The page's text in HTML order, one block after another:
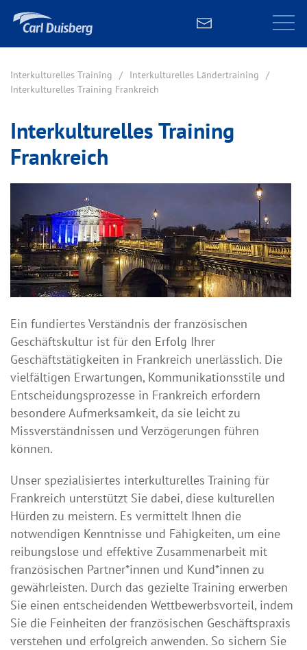
Interkulturelles Training
Interkulturelles Ländertraining
Interkulturelles Training Frankreich
Interkulturelles Training
Frankreich
Ein fundiertes Verständnis der französischen
Geschäftskultur ist für den Erfolg Ihrer
Geschäftstätigkeiten in Frankreich unerlässlich. Die
vielfältigen Erwartungen, Kommunikationsstile und
Entscheidungsprozesse in Frankreich erfordern
besondere Aufmerksamkeit, da sie leicht zu
Missverständnissen und Verzögerungen führen
können.
Unser spezialisiertes interkulturelles Training für
Frankreich unterstützt Sie dabei, diese kulturellen
Hürden zu meistern. Es vermittelt Ihnen die
notwendigen Kenntnisse und Fähigkeiten, um eine
reibungslose und effektive Zusammenarbeit mit
französischen Partner*innen und Kund*innen zu
gewährleisten. Durch das gezielte Training erwerben
Sie einen entscheidenden Wettbewerbsvorteil, indem
Sie die Feinheiten der französischen Geschäftspraxis
verstehen und erfolgreich anwenden. So sichern Sie